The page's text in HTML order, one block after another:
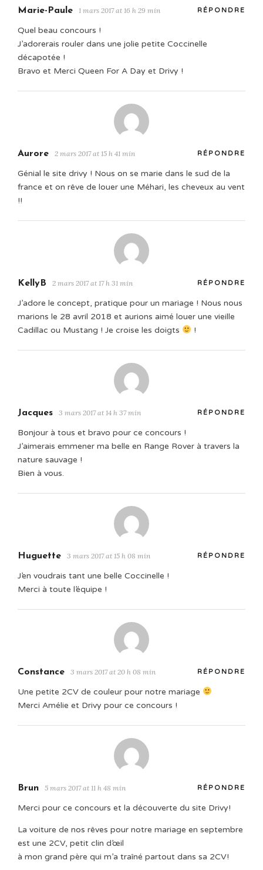
Marie-Paule 1 mars 2017 at 16 h 29 min RÉPONDRE
Quel beau concours !
J’adorerais rouler dans une jolie petite Coccinelle
décapotée !
Bravo et Merci Queen For A Day et Drivy !
Aurore 2 mars 2017 at 15 h 41 min RÉPONDRE
Génial le site drivy ! Nous on se marie dans le sud de la
france et on rêve de louer une Méhari, les cheveux au vent
!!
KellyB 2 mars 2017 at 17 h 31 min RÉPONDRE
J’adore le concept, pratique pour un mariage ! Nous nous
marions le 28 avril 2018 et aurions aimé louer une vieille
Cadillac ou Mustang ! Je croise les doigts
!
Jacques 3 mars 2017 at 14 h 37 min RÉPONDRE
Bonjour à tous et bravo pour ce concours !
J’aimerais emmener ma belle en Range Rover à travers la
nature sauvage !
Bien à vous.
Huguette 3 mars 2017 at 15 h 08 min RÉPONDRE
J’en voudrais tant une belle Coccinelle !
Merci à toute l’équipe !
Constance 3 mars 2017 at 20 h 08 min RÉPONDRE
Une petite 2CV de couleur pour notre mariage
Merci Amélie et Drivy pour ce concours !
Brun 5 mars 2017 at 11 h 48 min RÉPONDRE
Merci pour ce concours et la découverte du site Drivy!
La voiture de nos rêves pour notre mariage en septembre
est une 2CV, petit clin d’œil
à mon grand père qui m’a traîné partout dans sa 2CV!